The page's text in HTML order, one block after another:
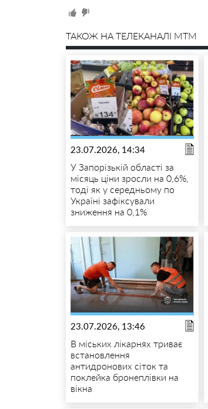
ТАКОЖ НА ТЕЛЕКАНАЛІ MTM
23.07.2026, 14:34
У Запорізькій області за
місяць ціни зросли на 0,6%,
тоді як у середньому по
Україні зафіксували
зниження на 0,1%
23.07.2026, 13:46
В міських лікарнях триває
встановлення
антидронових сіток та
поклейка бронеплівки на
вікна